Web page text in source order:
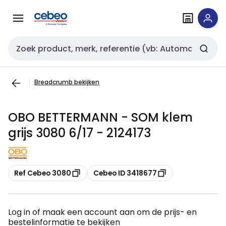
naar
naar
Zoekveld invoer
Breadcrumb bekijken
OBO BETTERMANN - SOM klem
grijs 3080 6/17 - 2124173
Kopiëren
Ref Cebeo 3080 Kopiëren
Cebeo ID 3418677
Log in of maak een account aan om de prijs- en
bestelinformatie te bekijken